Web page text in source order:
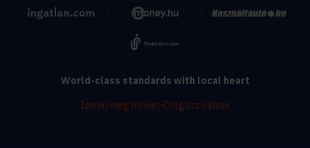
World-class standards with local heart
Ismerj meg minket•Dolgozz nálunk